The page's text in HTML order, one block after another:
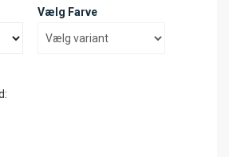
Vælg Farve